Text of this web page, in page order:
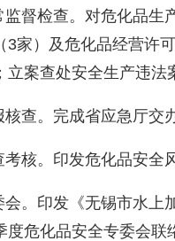
监督检查。对危化品生
3家）及危化品经营许
立案查处安全生产违法
核查。完成省应急厅交
考核。印发危化品安全
会。印发《无锡市水上
度危化品安全专委会联